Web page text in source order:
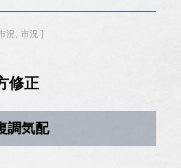
況 市況
修正
調気配